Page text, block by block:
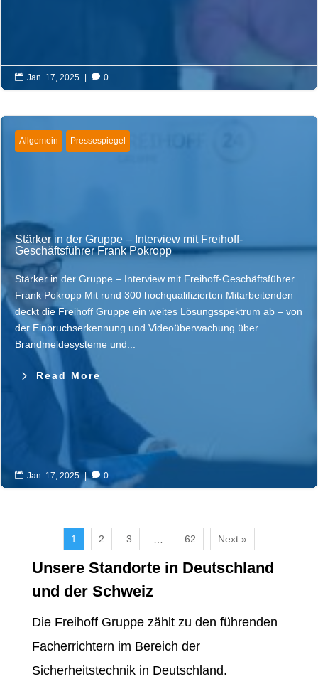
 Jan. 17, 2025  0
Allgemein Pressespiegel
Stärker in der Gruppe – Interview mit Freihoff-
Geschäftsführer Frank Pokropp
Stärker in der Gruppe – Interview mit Freihoff-Geschäftsführer
Frank Pokropp Mit rund 300 hochqualifizierten Mitarbeitenden
deckt die Freihoff Gruppe ein weites Lösungsspektrum ab – von
der Einbruchserkennung und Videoüberwachung über
Brandmeldesysteme und...
Read More
 Jan. 17, 2025 |  0
1 2 3 … 62 Next »
Unsere Standortein Deutschland
und der Schweiz
Die Freihoff Gruppe zählt zu den führenden
Facherrichtern im Bereich der
Sicherheitstechnik in Deutschland.